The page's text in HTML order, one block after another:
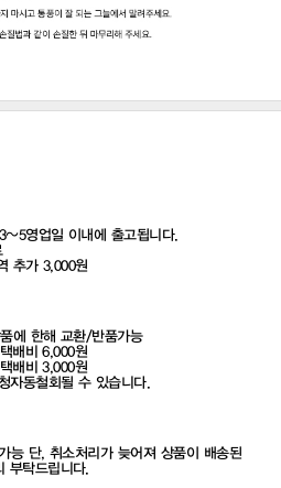
영업일 이내에 출고됩니다.
추가 3,000원
에 한해 교환/반품가능
배비 6,000원
배비 3,000원
자동철회될 수 있습니다.
능 단, 취소처리가 늦어져 상품이 배송된
부탁드립니다.